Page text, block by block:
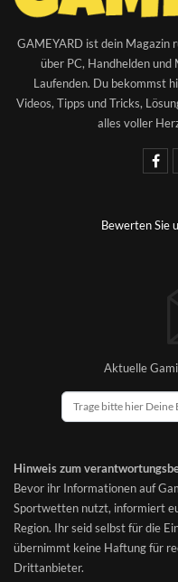
GAMEYARD ist dein Magazin
über PC, Handhelden
Laufenden. Du bekommst
Videos, Tipps und Tricks,
alles voller
Bewerten Sie
Aktuelle
Hinweis zum
Bevor ihr Informationen auf
Sportwetten nutzt, informiert
Region. Ihr seid selbst für die
übernimmt keine Haftung für
Drittanbieter.